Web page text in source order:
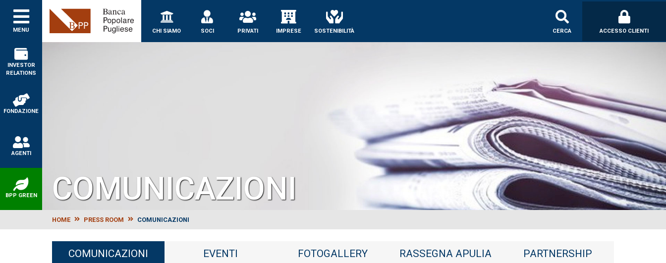
MENU
Banca Popolare Pugliese
CHI SIAMO SOCI PRIVATI IMPRESE SOSTENIBILITÀ
INVESTOR
RELATIONS
FONDAZIONE
AGENTI
BPP GREEN
CERCA ACCESSO CLIENTI
COMUNICAZIONI
HOME PRESS ROOM COMUNICAZIONI
COMUNICAZIONI EVENTI FOTOGALLERY RASSEGNA APULIA PARTNERSHIP